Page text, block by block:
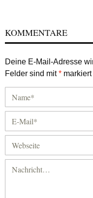
KOMMENTARE
Deine E-Mail-Adresse
Felder sind mit* markiert